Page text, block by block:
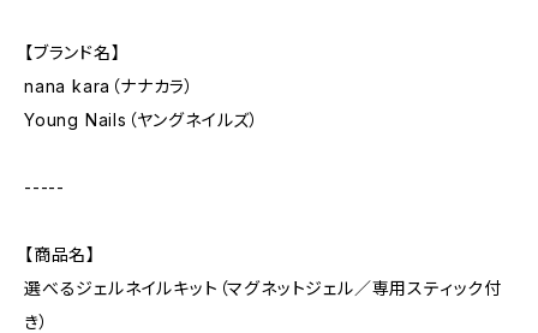
【ブランド名】
nana kara（ナナカラ）
Young Nails（ヤングネイルズ）
-----
【商品名】
選べるジェルネイルキット（マグネットジェル／専用スティック付
き）